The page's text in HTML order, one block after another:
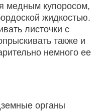
медным купоросом,
жидкостью.
листочки с
также и
немного ее
органы